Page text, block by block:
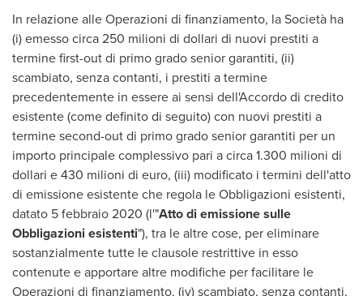
In relazione alle Operazioni di finanziamento, la Società ha
(i) emesso circa 250 milioni di dollari di nuovi prestiti a
termine first-out di primo grado senior garantiti, (ii)
scambiato, senza contanti, i prestiti a termine
precedentemente in essere ai sensi dell'Accordo di credito
esistente (come definito di seguito) con nuovi prestiti a
termine second-out di primo grado senior garantiti per un
importo principale complessivo pari a circa 1.300 milioni di
dollari e 430 milioni di euro, (iii) modificato i termini dell'atto
di emissione esistente che regola le Obbligazioni esistenti,
datato 5 febbraio 2020 (l'"Atto di emissione sulle
Obbligazioni esistenti"), tra le altre cose, per eliminare
sostanzialmente tutte le clausole restrittive in esso
contenute e apportare altre modifiche per facilitare le
Operazioni di finanziamento, (iv) scambiato, senza contanti,